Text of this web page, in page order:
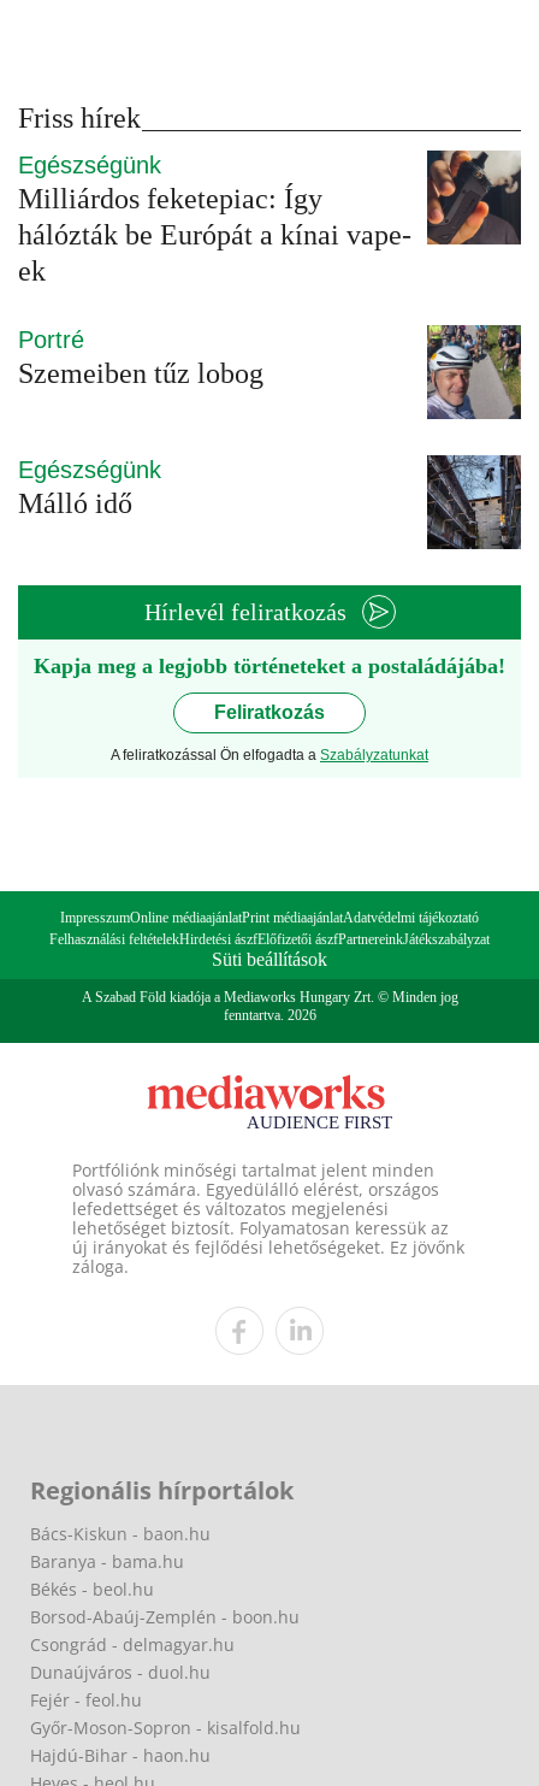
Friss hírek
Egészségünk
Milliárdos feketepiac: Így
hálózták be Európát a kínai vape-
ek
Portré
Szemeiben tűz lobog
Egészségünk
Málló idő
Hírlevél feliratkozás
Kapja meg a legjobb történeteket a postaládájába!
Feliratkozás
A feliratkozással Ön elfogadta a Szabályzatunkat
ImpresszumOnline médiaajánlatPrint médiaajánlatAdatvédelmi tájékoztató
Felhasználási feltételekHirdetési ászfElőfizetői ászfPartnereinkJátékszabályzat
Süti beállítások
A Szabad Föld kiadója a Mediaworks Hungary Zrt. © Minden jog
fenntartva. 2026
Portfóliónk minőségi tartalmat jelent minden
olvasó számára. Egyedülálló elérést, országos
lefedettséget és változatos megjelenési
lehetőséget biztosít. Folyamatosan keressük az
új irányokat és fejlődési lehetőségeket. Ez jövőnk
záloga.
Regionális hírportálok
Bács-Kiskun - baon.hu
Baranya - bama.hu
Békés - beol.hu
Borsod-Abaúj-Zemplén - boon.hu
Csongrád - delmagyar.hu
Dunaújváros - duol.hu
Fejér - feol.hu
Győr-Moson-Sopron - kisalfold.hu
Hajdú-Bihar - haon.hu